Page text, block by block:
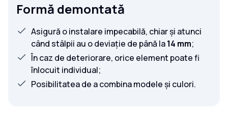
Formă demontată
Asigură o instalare impecabilă, chiar și atunci
când stâlpii au o deviație de până la14 mm;
În caz de deteriorare, orice element poate fi
înlocuit individual;
Posibilitatea de a combina modele și culori.